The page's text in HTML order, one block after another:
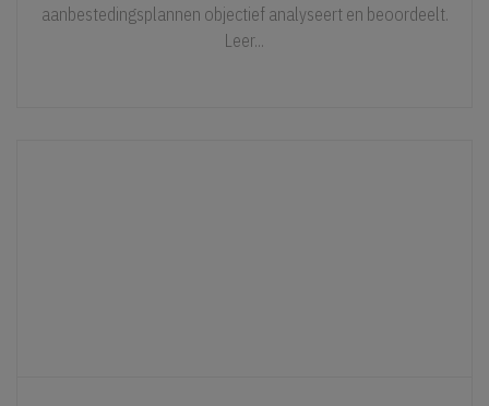
aanbestedingsplannen objectief analyseert en beoordeelt.
Leer...